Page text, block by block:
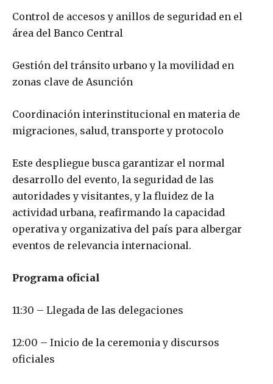
Control de accesos y anillos de seguridad en el
área del Banco Central
Gestión del tránsito urbano y la movilidad en
zonas clave de Asunción
Coordinación interinstitucional en materia de
migraciones, salud, transporte y protocolo
Este despliegue busca garantizar el normal
desarrollo del evento, la seguridad de las
autoridades y visitantes, y la fluidez de la
actividad urbana, reafirmando la capacidad
operativa y organizativa del país para albergar
eventos de relevancia internacional.
Programa oficial
11:30 – Llegada de las delegaciones
12:00 – Inicio de la ceremonia y discursos
oficiales